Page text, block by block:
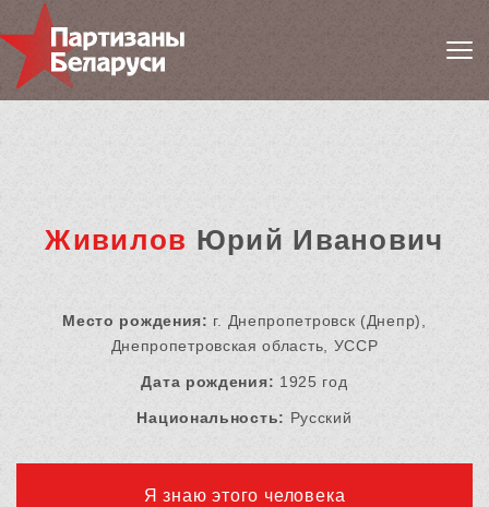
Живилов Юрий Иванович
Место рождения: г. Днепропетровск (Днепр),
Днепропетровская область, УССР
Дата рождения: 1925 год
Национальность: Русский
Я знаю этого человека